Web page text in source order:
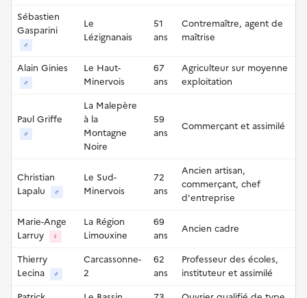
Sébastien
Gasparini
♂
Le
Lézignanais
51
ans
Contremaître, agent de
maîtrise
Alain Ginies
♂
Le Haut-
Minervois
67
ans
Agriculteur sur moyenne
exploitation
Paul Griffe
♂
La Malepère
à la
Montagne
Noire
59
ans
Commerçant et assimilé
Christian
Lapalu
♂
Le Sud-
Minervois
72
ans
Ancien artisan,
commerçant, chef
d'entreprise
Marie-Ange
Larruy
♀
La Région
Limouxine
69
ans
Ancien cadre
Thierry
Lecina
♂
Carcassonne-
2
62
ans
Professeur des écoles,
instituteur et assimilé